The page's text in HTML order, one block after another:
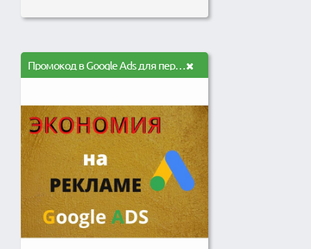
Промокод в Google Ads для первой рекламной кампании, экономия на рекламе Гугл адс